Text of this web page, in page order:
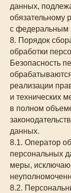
данных,
обязательному
с федеральным
8. Порядок
обработки
Безопасность
реализации
и технических
в полном
данных.
8.1. Оператор
персональных
меры,
8.2.